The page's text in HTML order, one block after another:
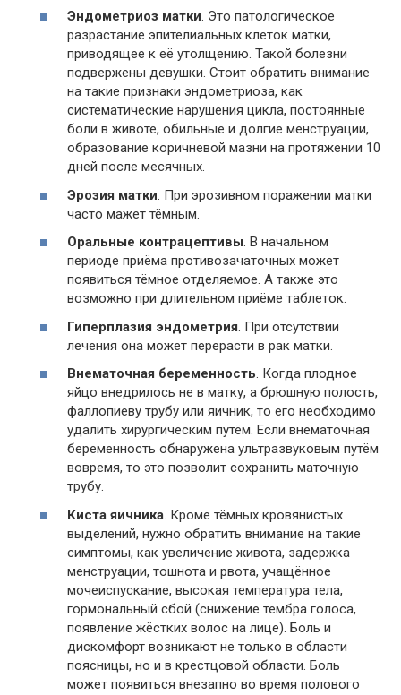
Эндометриоз матки. Это патологическое
разрастание эпителиальных клеток матки,
приводящее к её утолщению. Такой болезни
подвержены девушки. Стоит обратить внимание
на такие признаки эндометриоза, как
систематические нарушения цикла, постоянные
боли в животе, обильные и долгие менструации,
образование коричневой мазни на протяжении 10
дней после месячных.
Эрозия матки . При эрозивном поражении матки
часто мажет тёмным.
Оральные контрацептивы. В начальном
периоде приёма противозачаточных может
появиться тёмное отделяемое. А также это
возможно при длительном приёме таблеток.
Гиперплазия эндометрия . При отсутствии
лечения она может перерасти в рак матки.
Внематочная беременность. Когда плодное
яйцо внедрилось не в матку, а брюшную полость,
фаллопиеву трубу или яичник, то его необходимо
удалить хирургическим путём. Если внематочная
беременность обнаружена ультразвуковым путём
вовремя, то это позволит сохранить маточную
трубу.
Киста яичника . Кроме тёмных кровянистых
выделений, нужно обратить внимание на такие
симптомы, как увеличение живота, задержка
менструации, тошнота и рвота, учащённое
мочеиспускание, высокая температура тела,
гормональный сбой (снижение тембра голоса,
появление жёстких волос на лице). Боль и
дискомфорт возникают не только в области
поясницы, но и в крестцовой области. Боль
может появиться внезапно во время полового